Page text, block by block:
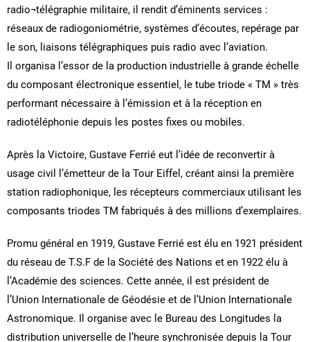
radio¬télégraphie militaire, il rendit d’éminents services :
réseaux de radiogoniométrie, systèmes d’écoutes, repérage par
le son, liaisons télégraphiques puis radio avec l’aviation.
Il organisa l’essor de la production industrielle à grande échelle
du composant électronique essentiel, le tube triode « TM » très
performant nécessaire à l’émission et à la réception en
radiotéléphonie depuis les postes fixes ou mobiles.
Après la Victoire, Gustave Ferrié eut l’idée de reconvertir à
usage civil l’émetteur de la Tour Eiffel, créant ainsi la première
station radiophonique, les récepteurs commerciaux utilisant les
composants triodes TM fabriqués à des millions d’exemplaires.
Promu général en 1919, Gustave Ferrié est élu en 1921 président
du réseau de T.S.F de la Société des Nations et en 1922 élu à
l’Académie des sciences. Cette année, il est président de
l’Union Internationale de Géodésie et de l’Union Internationale
Astronomique. Il organise avec le Bureau des Longitudes la
distribution universelle de l’heure synchronisée depuis la Tour